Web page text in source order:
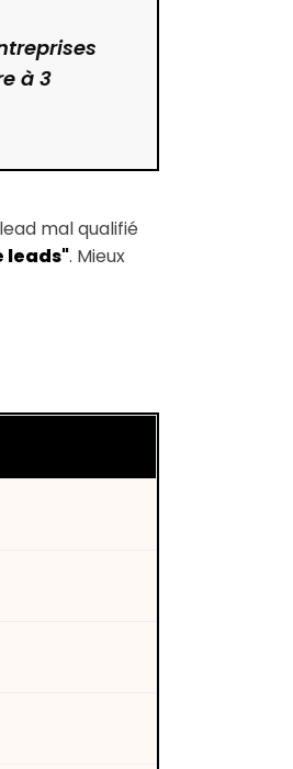
à 3
mal qualifié
leads". Mieux